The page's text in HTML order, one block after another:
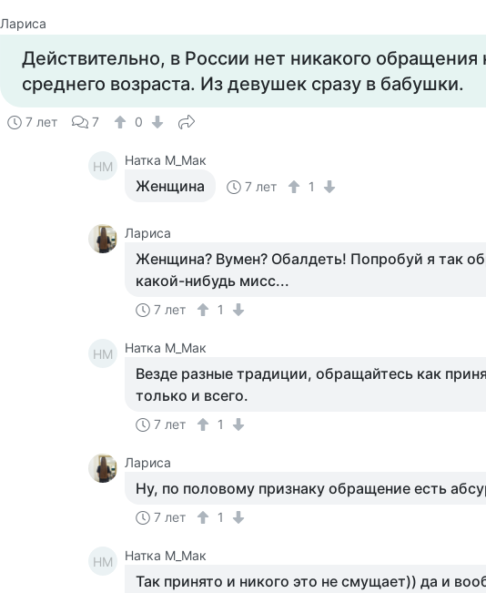
Лариса
Действительно, в России нет никакого
среднего возраста. Из девушек сразу в бабушки.
7 лет 7 0
НМ Натка М_Мак
Женщина 7 лет 1
Лариса
Женщина? Вумен? Обалдеть! Попробуй я так
какой-нибудь мисс...
7 лет 1
НМ Натка М_Мак
Везде разные традиции, обращайтесь как
только и всего.
7 лет 1
Лариса
Ну, по половому признаку обращение есть
7 лет 1
НМ Натка М_Мак
Так принято и никого это не смущает)) да и